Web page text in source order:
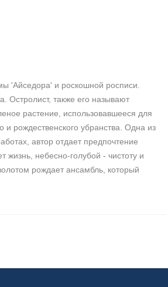
'Айседора' и роскошной росписи.
Остролист, также его называют
растение, использовавшееся для
рождественского убранства. Одна из
автор отдает предпочтение
небесно-голубой - чистоту и
рождает ансамбль, который